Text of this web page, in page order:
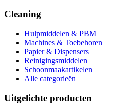
Cleaning
Hulpmiddelen & PBM
Machines & Toebehoren
Papier & Dispensers
Reinigingsmiddelen
Schoonmaakartikelen
Alle categorieën
Uitgelichte producten